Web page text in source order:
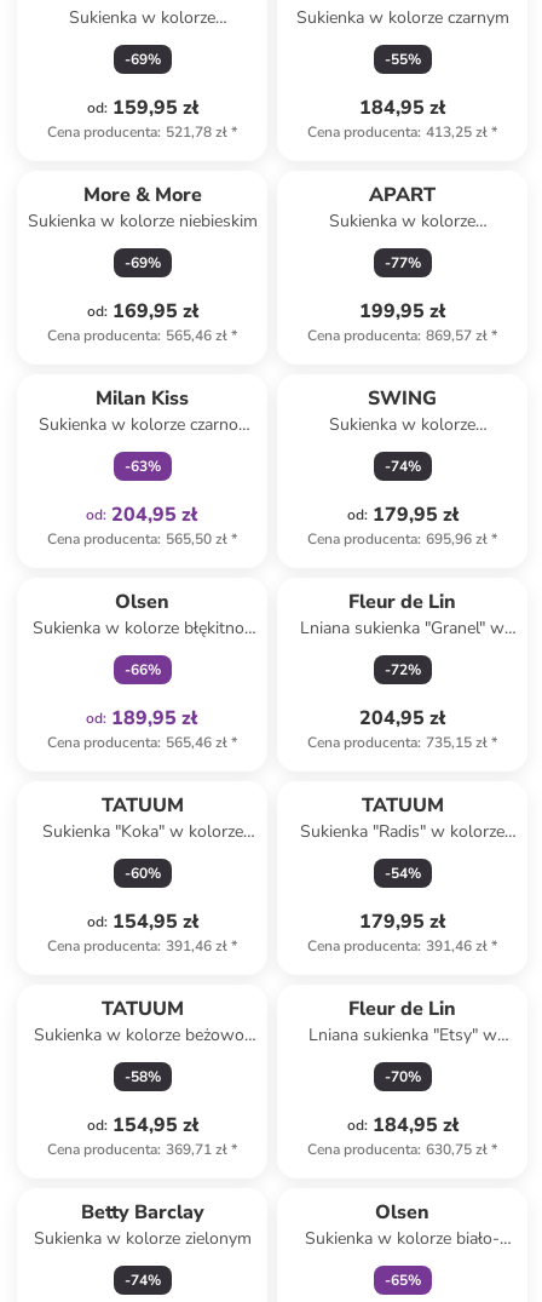
Sukienka w kolorze
granatowym
-69%
od: 159,95 zł
Cena producenta: 521,78 zł*
Sukienka w kolorze czarnym
-55%
184,95 zł
Cena producenta: 413,25 zł*
More & More
Sukienka w kolorze niebieskim
-69%
od: 169,95 zł
Cena producenta: 565,46 zł*
APART
Sukienka w kolorze
jasnozielonym
-77%
199,95 zł
Cena producenta: 869,57 zł*
Milan Kiss
Sukienka w kolorze czarno-
białym
-63%
od: 204,95 zł
Cena producenta: 565,50 zł*
SWING
Sukienka w kolorze
turkusowo-niebieskim
-74%
od: 179,95 zł
Cena producenta: 695,96 zł*
Olsen
Sukienka w kolorze błękitno-
białym
-66%
od: 189,95 zł
Cena producenta: 565,46 zł*
Fleur de Lin
Lniana sukienka "Granel" w
kolorze beżowym
-72%
204,95 zł
Cena producenta: 735,15 zł*
TATUUM
Sukienka "Koka" w kolorze
niebieskim
-60%
od: 154,95 zł
Cena producenta: 391,46 zł*
TATUUM
Sukienka "Radis" w kolorze
beżowym
-54%
179,95 zł
Cena producenta: 391,46 zł*
TATUUM
Sukienka w kolorze beżowo-
czarnym
-58%
od: 154,95 zł
Cena producenta: 369,71 zł*
Fleur de Lin
Lniana sukienka "Etsy" w
kolorze turkusowym
-70%
od: 184,95 zł
Cena producenta: 630,75 zł*
Betty Barclay
Sukienka w kolorze zielonym
-74%
Olsen
Sukienka w kolorze biało-
czarnym
-65%